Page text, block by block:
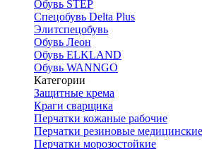
Обувь STEP
Спецобувь Delta Plus
Элитспецобувь
Обувь Леон
Обувь ELKLAND
Обувь WANNGO
Категории
Защитные крема
Краги сварщика
Перчатки кожаные рабочие
Перчатки резиновые медицинские
Перчатки морозостойкие